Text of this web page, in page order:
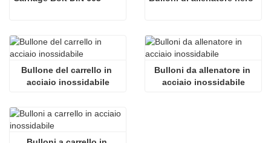
Bullone del carrello in
acciaio inossidabile
Bulloni da allenatore in
acciaio inossidabile